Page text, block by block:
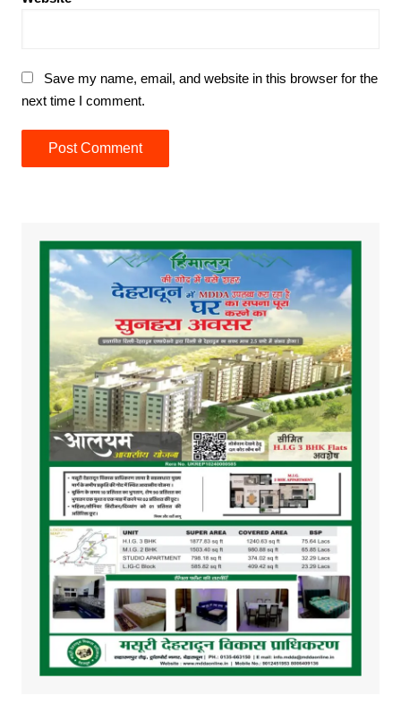
Save my name, email, and website in this browser for the
next time I comment.